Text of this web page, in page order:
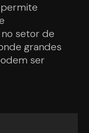
setor de
grandes
ser